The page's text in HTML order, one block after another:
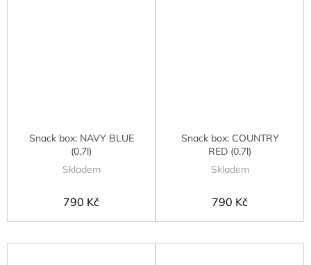
Snack box: NAVY BLUE
(0,7l)
Skladem
790 Kč
Snack box: COUNTRY
RED (0,7l)
Skladem
790 Kč